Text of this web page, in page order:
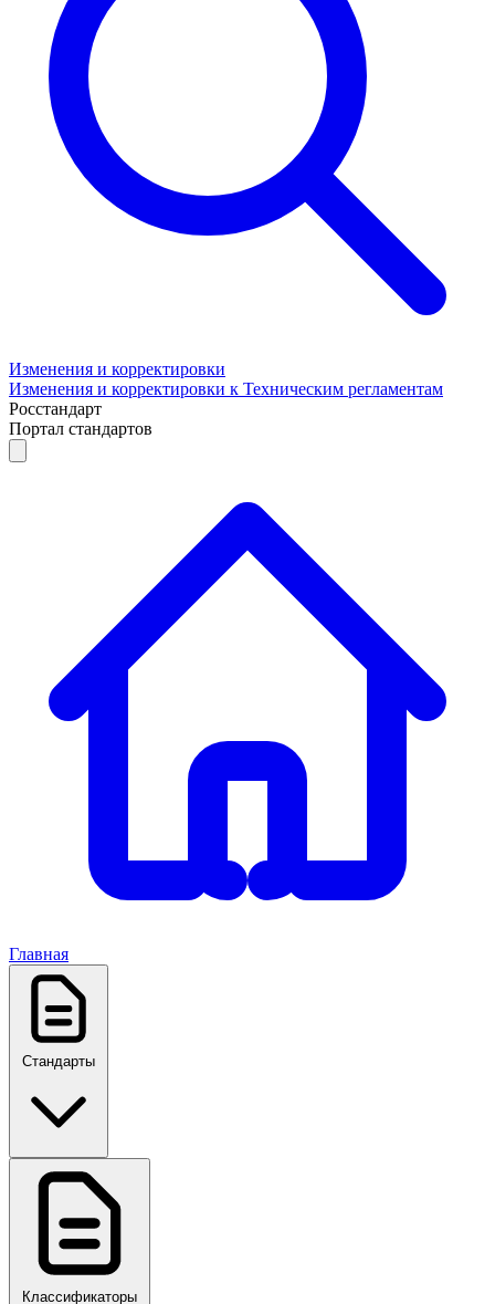
Изменения и корректировки
Изменения и корректировки к Техническим регламентам
Росстандарт
Портал стандартов
Главная
Стандарты
ГОСТ, ГОСТ Р, ПНСТ
Классификаторы